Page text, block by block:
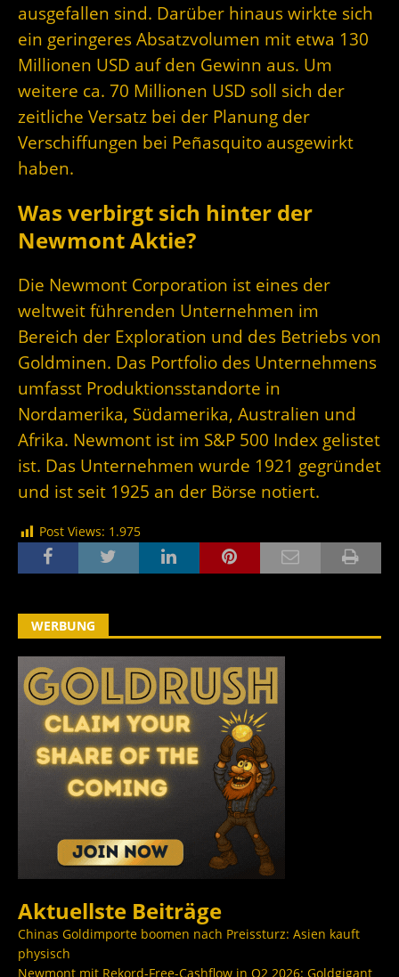
ausgefallen sind. Darüber hinaus wirkte sich
ein geringeres Absatzvolumen mit etwa 130
Millionen USD auf den Gewinn aus. Um
weitere ca. 70 Millionen USD soll sich der
zeitliche Versatz bei der Planung der
Verschiffungen bei Peñasquito ausgewirkt
haben.
Was verbirgt sich hinter der
Newmont Aktie?
Die Newmont Corporation ist eines der
weltweit führenden Unternehmen im
Bereich der Exploration und des Betriebs von
Goldminen. Das Portfolio des Unternehmens
umfasst Produktionsstandorte in
Nordamerika, Südamerika, Australien und
Afrika. Newmont ist im S&P 500 Index gelistet
ist. Das Unternehmen wurde 1921 gegründet
und ist seit 1925 an der Börse notiert.
Post Views: 1.975
WERBUNG
Aktuellste Beiträge
Chinas Goldimporte boomen nach Preissturz: Asien kauft
physisch
Newmont mit Rekord-Free-Cashflow in Q2 2026: Goldgigant